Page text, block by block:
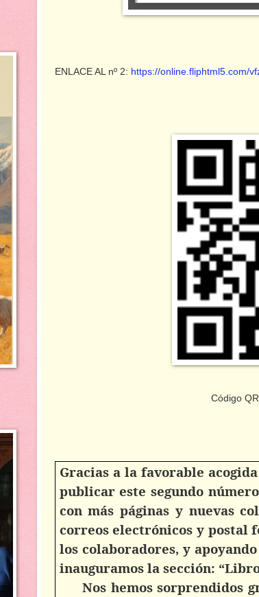
ENLACE AL nº 2: https://online.fliphtml5.com/
Código QR captura
Gracias a la favorable
publicar este segundo
con más páginas y nuevas
correos electrónicos y postal
los colaboradores, y
inauguramos la sección:
Nos hemos sorprendidos